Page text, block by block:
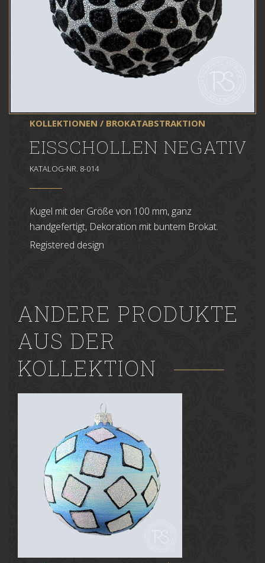
KOLLEKTIONEN / BROKATABSTRAKTION
EISSCHOLLEN NEGATIV
KATALOG-NR. 8-014
Kugel mit der Größe von 100 mm, ganz
handgefertigt, Dekoration mit buntem Brokat.
Registered design
ANDERE PRODUKTE
AUS DER
KOLLEKTION